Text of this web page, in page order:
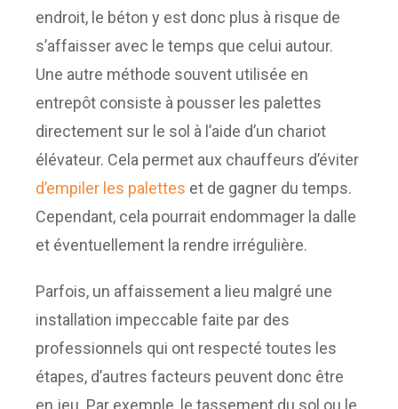
endroit, le béton y est donc plus à risque de
s’affaisser avec le temps que celui autour.
Une autre méthode souvent utilisée en
entrepôt consiste à pousser les palettes
directement sur le sol à l’aide d’un chariot
élévateur. Cela permet aux chauffeurs d’éviter
d’empiler les palettes et de gagner du temps.
Cependant, cela pourrait endommager la dalle
et éventuellement la rendre irrégulière.
Parfois, un affaissement a lieu malgré une
installation impeccable faite par des
professionnels qui ont respecté toutes les
étapes, d’autres facteurs peuvent donc être
en jeu. Par exemple, le tassement du sol ou le